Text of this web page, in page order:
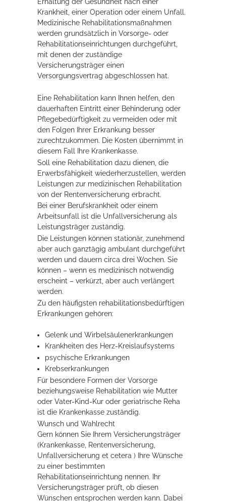
Rathaus
Service
Konzerte, Tagungen und vieles mehr
Die Stadthalle Hockenheim bietet den perfekten Standort für Events
Erleben in Hockenheim
Spaß unter prickelnden Wasserfällen, das rauschende Meer im
Wellenbecken oder doch lieber die pure Entspannung auf der
Sprudelliege im Solebecken?
mehr dazu...
Krankheit, einer Operation oder einem Unfall.
Medizinische Rehabilitationsmaßnahmen
werden grundsätzlich in Vorsorge- oder
Rehabilitationseinrichtungen durchgeführt,
mit denen der zuständige
Versicherungsträger einen
Versorgungsvertrag abgeschlossen hat.
Eine Rehabilitation kann Ihnen helfen, den
dauerhaften Eintritt einer Behinderung oder
Pflegebedürftigkeit zu vermeiden oder mit
den Folgen Ihrer Erkrankung besser
zurechtzukommen. Die Kosten übernimmt in
diesem Fall Ihre Krankenkasse.
Soll eine Rehabilitation dazu dienen, die
Erwerbsfähigkeit wiederherzustellen, werden
Leistungen zur medizinischen Rehabilitation
von der Rentenversicherung erbracht.
Bei einer Berufskrankheit oder einem
Arbeitsunfall ist die Unfallversicherung als
Leistungsträger zuständig.
Die Leistungen können stationär, zunehmend
aber auch ganztägig ambulant durchgeführt
werden und dauern circa drei Wochen. Sie
können – wenn es medizinisch notwendig
erscheint – verkürzt, aber auch verlängert
werden.
Zu den häufigsten rehabilitationsbedürftigen
Erkrankungen gehören:
Gelenk­ und Wirbelsäulenerkrankungen
Krankheiten des Herz-­Kreislaufsystems
psychische Erkrankungen
Krebserkrankungen
Für besondere Formen der Vorsorge
beziehungsweise Rehabilitation wie Mutter
oder Vater-Kind-Kur oder geriatrische Reha
ist die Krankenkasse zuständig.
Wunsch und Wahlrecht
Gern können Sie Ihrem Versicherungsträger
(Krankenkasse, Rentenversicherung,
Unfallversicherung et cetera ) Ihre Wünsche
zu einer bestimmten
Rehabilitationseinrichtung nennen. Ihr
Versicherungsträger prüft, ob diesen
Wünschen entsprochen werden kann. Dabei